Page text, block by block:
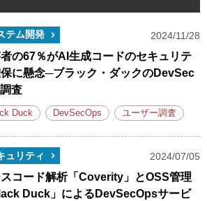
テム開発 2024/11/28
者の67％がAI生成コードのセキュリテ
保に懸念─ブラック・ダックのDevSec
査
Duck DevSecOps ユーザー調査
ュリティ 2024/07/05
スコード解析「Coverity」とOSS管理
Duck」によるDevSecOpsサービ